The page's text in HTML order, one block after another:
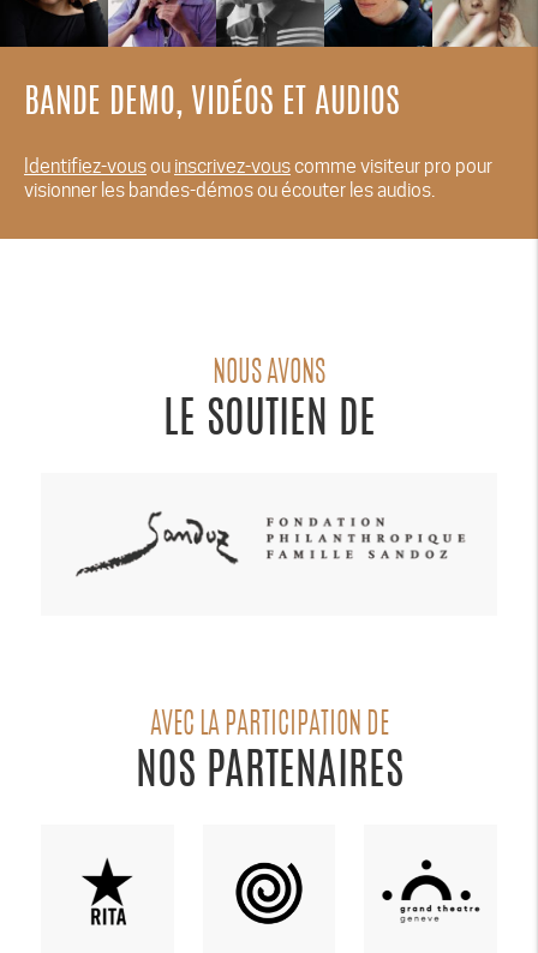
BANDE DEMO, VIDÉOS ET AUDIOS
Identifiez-vousou inscrivez-vouscomme visiteur pro pour
visionner les bandes-démos ou écouter les audios.
NOUS AVONS
LE SOUTIEN DE
AVEC LA PARTICIPATION DE
NOS PARTENAIRES